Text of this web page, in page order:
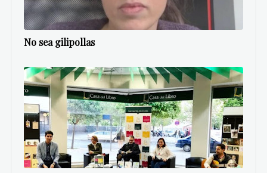
No sea gilipollas